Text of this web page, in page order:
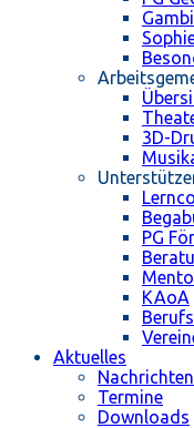
3D-
PG
KAoA
Aktuelles
Nachrichten
Termine
Downloads